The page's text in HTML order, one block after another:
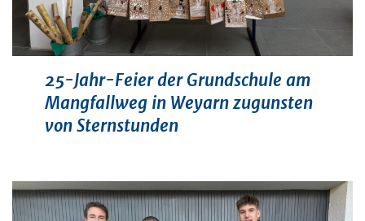
25-Jahr-Feier der Grundschule am
Mangfallweg in Weyarn zugunsten
von Sternstunden